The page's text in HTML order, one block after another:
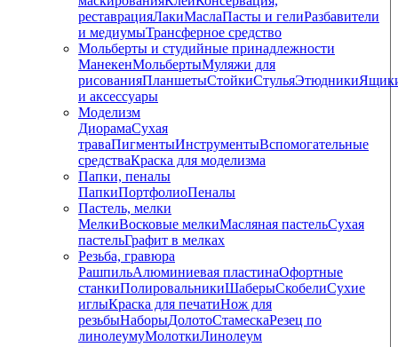
реставрацияЛакиМаслаПасты и гелиРазбавители
и медиумыТрансферное средство
Мольберты и студийные принадлежности
МанекенМольбертыМуляжи для
рисованияПланшетыСтойкиСтульяЭтюдники
и аксессуары
Моделизм
ДиорамаСухая
траваПигментыИнструментыВспомогательные
средстваКраска для моделизма
Папки, пеналы
ПапкиПортфолиоПеналы
Пастель, мелки
МелкиВосковые мелкиМасляная пастельСухая
пастельГрафит в мелках
Резьба, гравюра
РашпильАлюминиевая пластинаОфортные
станкиПолировальникиШаберыСкобелиСухие
иглыКраска для печатиНож для
резьбыНаборыДолотоСтамескаРезец по
линолеумуМолоткиЛинолеум